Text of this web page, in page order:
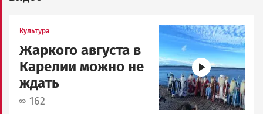
Культура
Жаркого августа в
Карелии можно не
ждать
162
Image